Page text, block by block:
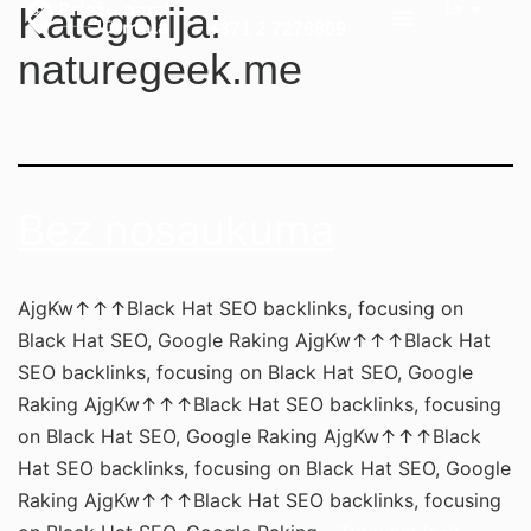
+371 2 7276869
Kategorija:
naturegeek.me
AjgKw↑↑↑Black Hat SEO backlinks, focusing on
Black Hat SEO, Google Raking AjgKw↑↑↑Black Hat
SEO backlinks, focusing on Black Hat SEO, Google
Raking AjgKw↑↑↑Black Hat SEO backlinks, focusing
on Black Hat SEO, Google Raking AjgKw↑↑↑Black
Hat SEO backlinks, focusing on Black Hat SEO, Google
Raking AjgKw↑↑↑Black Hat SEO backlinks, focusing